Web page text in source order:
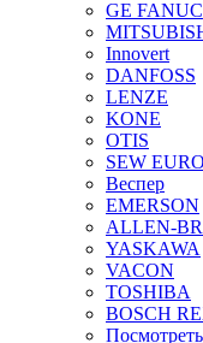
GE FANUC
Innovert
DANFOSS
LENZE
KONE
OTIS
SEW
Веспер
EMERSON
ALLEN-
YASKAWA
VACON
TOSHIBA
BOSCH